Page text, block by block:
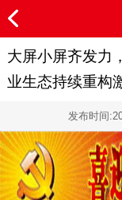
大屏小屏齐发
业生态持续重构
发布时间: